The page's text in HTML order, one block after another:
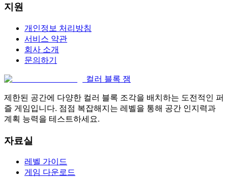
지원
개인정보 처리방침
서비스 약관
회사 소개
문의하기
컬러 블록 잼
제한된 공간에 다양한 컬러 블록 조각을 배치하는 도전적인 퍼
즐 게임입니다. 점점 복잡해지는 레벨을 통해 공간 인지력과
계획 능력을 테스트하세요.
자료실
레벨 가이드
게임 다운로드